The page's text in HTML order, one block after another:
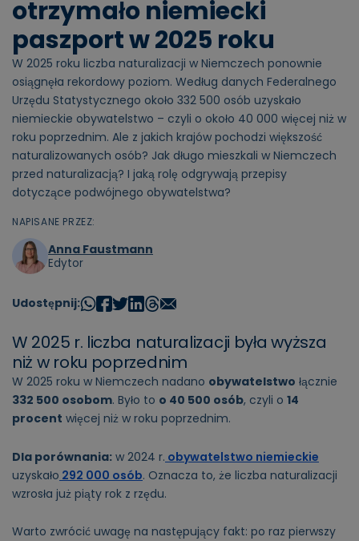
otrzymało niemiecki
paszport w 2025 roku
W 2025 roku liczba naturalizacji w Niemczech ponownie
osiągnęła rekordowy poziom. Według danych Federalnego
Urzędu Statystycznego około 332 500 osób uzyskało
niemieckie obywatelstwo – czyli o około 40 000 więcej niż w
roku poprzednim. Ale z jakich krajów pochodzi większość
naturalizowanych osób? Jak długo mieszkali w Niemczech
przed naturalizacją? I jaką rolę odgrywają przepisy
dotyczące podwójnego obywatelstwa?
NAPISANE PRZEZ:
Anna Faustmann
Edytor
Udostępnij:
W 2025 r. liczba naturalizacji była wyższa
niż w roku poprzednim
W 2025 roku w Niemczech nadano obywatelstwo łącznie
332 500 osobom. Było to o 40 500 osób, czyli o 14
procent więcej niż w roku poprzednim.
Dla porównania: w 2024 r. obywatelstwo niemieckie
uzyskało 292 000 osób. Oznacza to, że liczba naturalizacji
wzrosła już piąty rok z rzędu.
Warto zwrócić uwagę na następujący fakt: po raz pierwszy